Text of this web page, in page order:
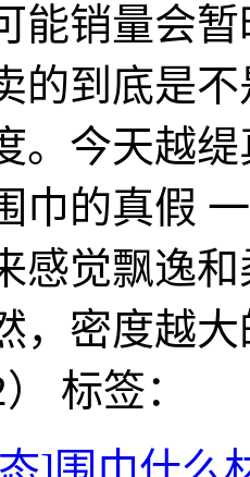
能销量会
的到底是
。今天越
巾的真假
感觉飘逸
，密度越
标签：